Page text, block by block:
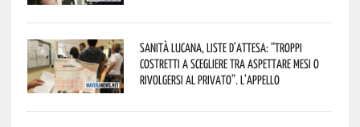
Sanità lucana, liste d’attesa: “Troppi
costretti a scegliere tra aspettare mesi o
rivolgersi al privato”. L’appello